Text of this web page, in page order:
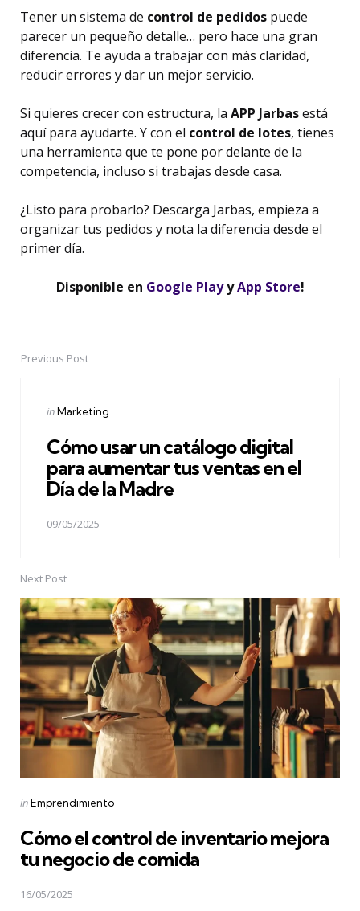
Tener un sistema de control de pedidos puede
parecer un pequeño detalle… pero hace una gran
diferencia. Te ayuda a trabajar con más claridad,
reducir errores y dar un mejor servicio.
Si quieres crecer con estructura, la APP Jarbasestá
aquí para ayudarte. Y con el control de lotes, tienes
una herramienta que te pone por delante de la
competencia, incluso si trabajas desde casa.
¿Listo para probarlo? Descarga Jarbas, empieza a
organizar tus pedidos y nota la diferencia desde el
primer día.
Disponible en Google PlayyApp Store!
PostPrevious Post
Posted
inMarketing
Cómo usar un catálogo digital
para aumentar tus ventas en el
Día de la Madre
09/05/2025
Next Post
Posted
inEmprendimiento
Cómo el control de inventario mejora
tu negocio de comida
16/05/2025